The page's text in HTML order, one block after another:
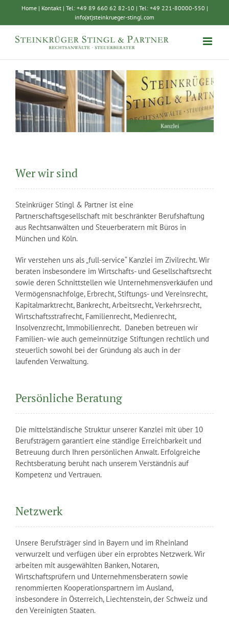
springen
Home| Kontakt| Tel: +49 89 660 62 82-10 | Tel: +49 221-80000-550 |
info(at)steinkrueger-stingl.com
Wer wir sind
Steinkrüger Stingl & Partner ist eine
Partnerschaftsgesellschaft mit beschränkter Berufshaftung
aus Rechtsanwälten und Steuerberatern mit Büros in
München und Köln.
Wir verstehen uns als „full-service“ Kanzlei im Zivilrecht. Wir
beraten insbesondere im Wirtschafts- und Gesellschaftsrecht
sowie deren Schnittstellen wie Unternehmensverkäufen und
Vermögensnachfolge, Erbrecht, Stiftungs- und Vereinsrecht,
Kapitalmarktrecht, Bankrecht, Arbeitsrecht, Verkehrsrecht,
Wirtschaftsstrafrecht, Familienrecht, Medienrecht,
Insolvenzrecht, Immobilienrecht. Daneben betreuen wir
Familien- wie auch gemeinnützige Stiftungen rechtlich und
steuerlich sowohl bei der Gründung als auch in der
laufenden Verwaltung.
Persönliche Beratung
Die mittelständische Struktur unserer Kanzlei mit über 10
Berufsträgern garantiert eine ständige Erreichbarkeit und
Betreuung durch Ihren persönlichen Anwalt. Erfolgreiche
Rechtsberatung beruht nach unserem Verständnis auf
Kompetenz und Vertrauen.
Netzwerk
Unsere Berufsträger sind in Bayern und im Rheinland
verwurzelt und verfügen über ein erprobtes Netzwerk. Wir
arbeiten mit ausgewählten Banken, Notaren,
Wirtschaftsprüfern und Unternehmensberatern sowie
renommierten Kooperationspartnern im Ausland,
insbesondere in Österreich, Liechtenstein, der Schweiz und
den Vereinigten Staaten.